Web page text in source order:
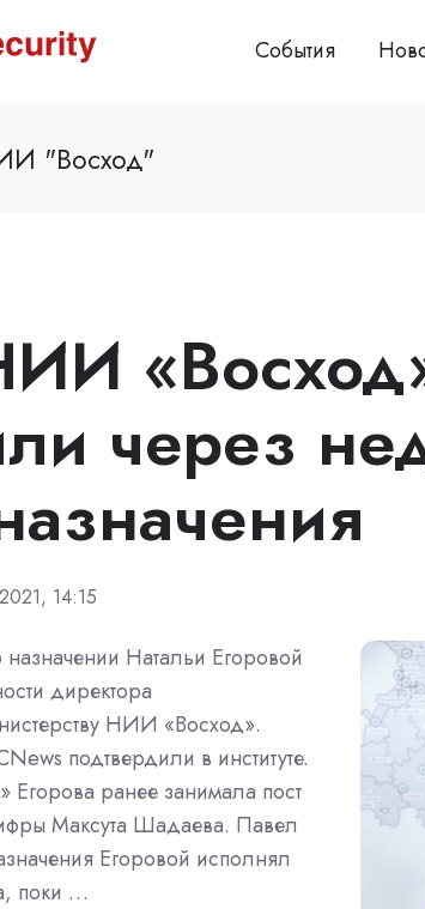
События
"Восход"
через
14:15
Натальи Егоровой
директора
НИИ «Восход».
подтвердили в институте.
Егорова ранее занимала пост
Максута Шадаева. Павел
Егоровой исполнял
поки …